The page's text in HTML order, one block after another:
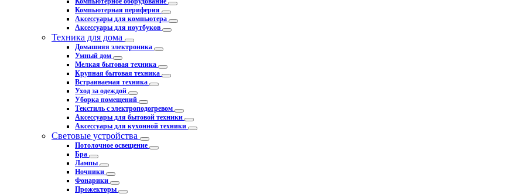
Компьютерная периферия
Аксессуары для компьютера
Аксессуары для ноутбуков
Техника для дома
Домашняя электроника
Умный дом
Мелкая бытовая техника
Крупная бытовая техника
Встраиваемая техника
Уход за одеждой
Уборка помещений
Текстиль с электроподогревом
Аксессуары для бытовой техники
Аксессуары для кухонной техники
Световые устройства
Потолочное освещение
Бра
Лампы
Ночники
Фонарики
Прожекторы